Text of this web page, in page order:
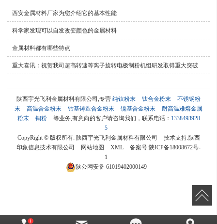
西安金属材料厂家为您介绍它的基本性能
科学家发现可以自发改变颜色的金属材料
金属材料都有哪些特点
重大喜讯：祝贺我司超高转速等离子旋转电极制粉机组研发取得重大突破
陕西宇光飞利金属材料有限公司,专营 纯钛粉末 钛合金粉末
不锈钢粉
末
高温合金粉末 钴基铸造合金粉末 镍基合金粉末
耐高温难熔金属
粉末
铜粉 等业务,有意向的客户请咨询我们，联系电话： 1338493928
5
CopyRight © 版权所有: 陕西宇光飞利金属材料有限公司 技术支持:陕西
印象信息技术有限公司
网站地图 XML 备案号:陕ICP备18008672号-
1
陕公网安备61019402000149